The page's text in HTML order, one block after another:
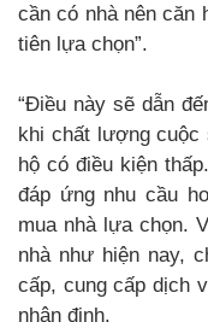
cần có nhà nên căn
tiên lựa chọn”.
“Điều này sẽ dẫn
khi chất lượng cuộc
hộ có điều kiện
đáp ứng nhu cầu
mua nhà lựa chọn.
nhà như hiện nay,
cấp, cung cấp dịch
nhận định.